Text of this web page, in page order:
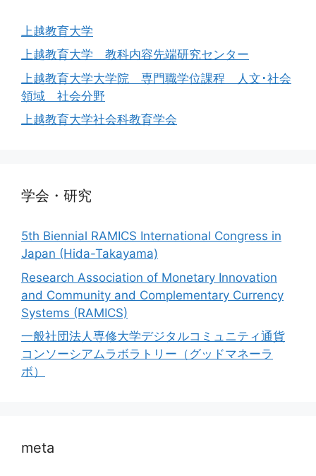
上越教育大学
上越教育大学 教科内容先端研究センター
上越教育大学大学院 専門職学位課程 人文･社会
領域 社会分野
上越教育大学社会科教育学会
学会・研究
5th Biennial RAMICS International Congress in
Japan (Hida-Takayama)
Research Association of Monetary Innovation
and Community and Complementary Currency
Systems (RAMICS)
一般社団法人専修大学デジタルコミュニティ通貨
コンソーシアムラボラトリー（グッドマネーラ
ボ）
meta